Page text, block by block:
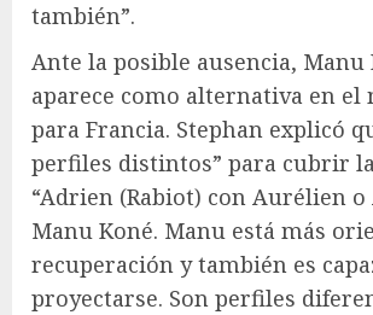
también”.
Ante la posible ausencia, Manu
aparece como alternativa en el
para Francia. Stephan explicó
perfiles distintos” para cubrir
“Adrien (Rabiot) con Aurélien
Manu Koné. Manu está más
recuperación y también es
proyectarse. Son perfiles